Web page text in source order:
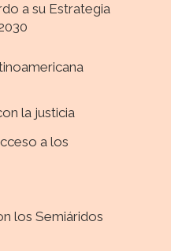
a su Estrategia
la justicia
a los
los Semiáridos